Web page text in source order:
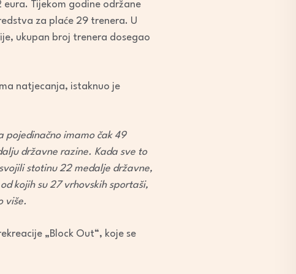
Tijekom godine održane
za plaće 29 trenera. U
ukupan broj trenera dosegao
natjecanja, istaknuo je
pojedinačno imamo čak 49
državne razine. Kada sve to
stotinu 22 medalje državne,
kojih su 27 vrhovskih sportaši,
više.
„Block Out“, koje se